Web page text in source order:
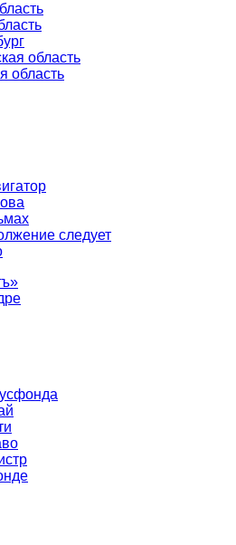
область
область
следует